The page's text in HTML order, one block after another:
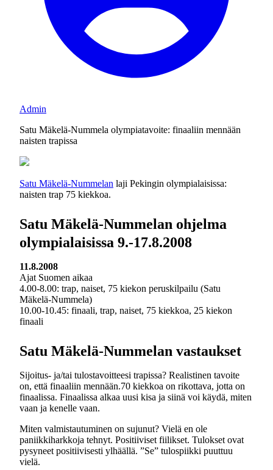
Admin
Satu Mäkelä-Nummela olympiatavoite: finaaliin mennään
naisten trapissa
Satu Mäkelä-Nummelan laji Pekingin olympialaisissa:
naisten trap 75 kiekkoa.
Satu Mäkelä-Nummelan ohjelma
olympialaisissa 9.-17.8.2008
11.8.2008
Ajat Suomen aikaa
4.00-8.00: trap, naiset, 75 kiekon peruskilpailu (Satu
Mäkelä-Nummela)
10.00-10.45: finaali, trap, naiset, 75 kiekkoa, 25 kiekon
finaali
Satu Mäkelä-Nummelan vastaukset
Sijoitus- ja/tai tulostavoitteesi trapissa? Realistinen tavoite
on, että finaaliin mennään.70 kiekkoa on rikottava, jotta on
finaalissa. Finaalissa alkaa uusi kisa ja siinä voi käydä, miten
vaan ja kenelle vaan.
Miten valmistautuminen on sujunut? Vielä en ole
paniikkiharkkoja tehnyt. Positiiviset fiilikset. Tulokset ovat
pysyneet positiivisesti ylhäällä. ”Se” tulospiikki puuttuu
vielä.